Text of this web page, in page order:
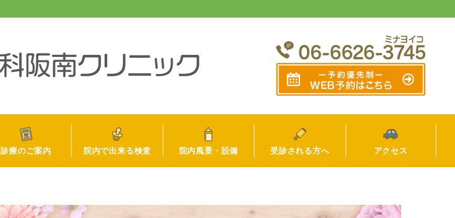
診療のご案内 院内で出来る検査 院内風景・設備 受診される方へ アクセス